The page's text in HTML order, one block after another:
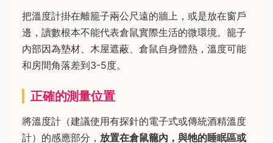
把溫度計掛在離籠子兩公尺遠的牆上，或是放在窗戶
邊，讀數根本不能代表倉鼠實際生活的微環境。籠子
內部因為墊材、木屋遮蔽、倉鼠自身體熱，溫度可能
和房間角落差到3-5度。
正確的測量位置
將溫度計（建議使用有探針的電子式或傳統酒精溫度
計）的感應部分， 放置在倉鼠籠內，與牠的睡眠區或